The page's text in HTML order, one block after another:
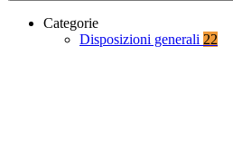
Categorie
Disposizioni generali 22